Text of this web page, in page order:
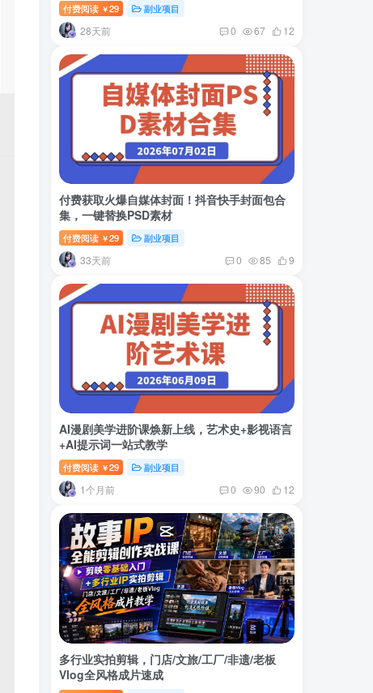
付费阅读 ￥29 副业项目
28天前 0 67 12
付费获取火爆自媒体封面！抖音快手封面包合
集，一键替换PSD素材
付费阅读 ￥29 副业项目
33天前 0 85 9
AI漫剧美学进阶课焕新上线，艺术史+影视语言
+AI提示词一站式教学
付费阅读 ￥29 副业项目
1个月前 0 90 12
多行业实拍剪辑，门店/文旅/工厂/非遗/老板
Vlog全风格成片速成